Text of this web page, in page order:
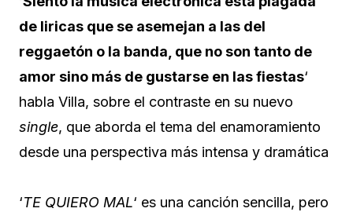
de liricas que se asemejan a las del
reggaetón o la banda, que no son tanto de
amor sino más de gustarse en las fiestas‘
habla Villa, sobre el contraste en su nuevo
single, que aborda el tema del enamoramiento
desde una perspectiva más intensa y dramática
‘TE QUIERO MAL‘ es una canción sencilla, pero